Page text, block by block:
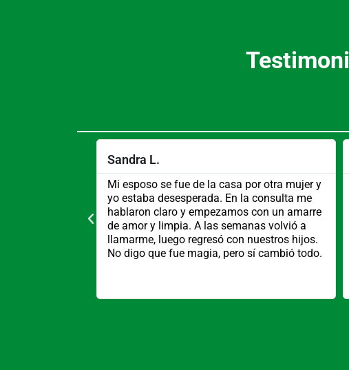
Sandra L.
Mi esposo se fue de la casa por otra mujer y
yo estaba desesperada. En la consulta me
hablaron claro y empezamos con un amarre
de amor y limpia. A las semanas volvió a
llamarme, luego regresó con nuestros hijos.
No digo que fue magia, pero sí cambió todo.